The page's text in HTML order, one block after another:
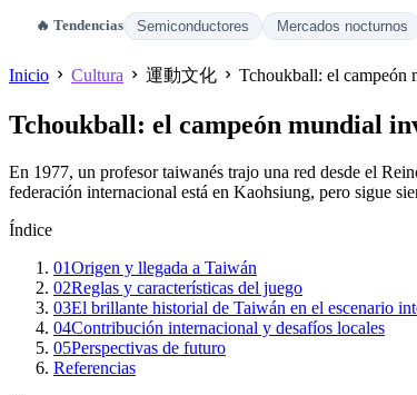
🔥 Tendencias Semiconductores Mercados nocturnos
Inicio Cultura 運動文化 Tchoukball: el campeón
Tchoukball: el campeón mundial
En 1977, un profesor taiwanés trajo una red desde el
federación internacional está en Kaohsiung, pero sigue
Índice
01Origen y llegada a Taiwán
02Reglas y características del juego
03El brillante historial de Taiwán en el escenario
04Contribución internacional y desafíos locales
05Perspectivas de futuro
Referencias